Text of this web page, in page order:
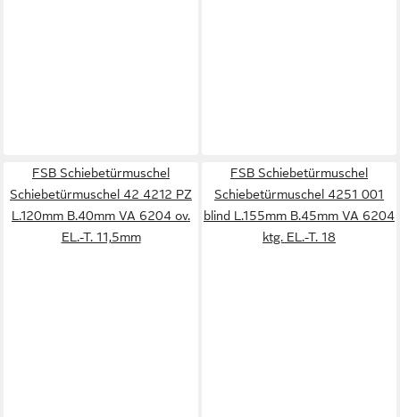
FSB Schiebetürmuschel
Schiebetürmuschel 42 4212 PZ
L.120mm B.40mm VA 6204 ov.
EL.-T. 11,5mm
FSB Schiebetürmuschel
Schiebetürmuschel 4251 001
blind L.155mm B.45mm VA 6204
ktg. EL.-T. 18